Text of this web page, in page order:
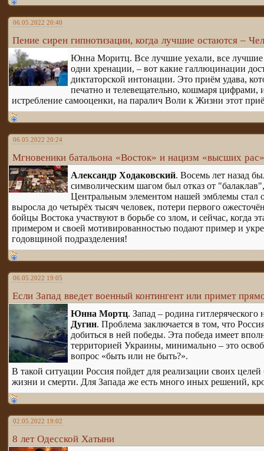
06.05.2022 20:40
Пение сирен гипнотизации, когда лучшие остаются –
Юнна Моритц. Все лучшие уехали, все лучшие
одни хренации, – вот какие галлюцинации
диктаторской интонации. Это приём удава,
печатно и телевещательно, кошмаря цифрами,
истребление самооценки, на паралич Воли к Жизни этот
06.05.2022 20:24
Мгновеники батальона «Восток» и нацизм «высших рас»
Александр Ходаковский. Восемь лет назад
символическим шагом был отказ от
Центральным элементом нашей эмблемы стал
выросла до четырёх тысяч человек, потери первого
бойцы Востока участвуют в борьбе со злом, и сейчас, когда
примером и своей мотивированностью подают пример и
годовщиной подразделения!
06.05.2022 19:05
Если Запад введет военный контингент или примет
Юнна Мортц. Запад – родина
Дугин. Проблема заключается в том, что
добиться в ней победы. Эта победа имеет
территорией Украины, минимально – это
вопрос «быть или не быть?».
В такой ситуации Россия пойдет для реализации своих
жизни и смерти. Для Запада же есть много иных решений,
02.05.2022 19:02
8 лет Одесской Хатыни